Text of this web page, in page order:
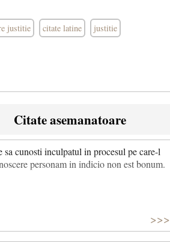
justitie citate latine justitie
Citate asemanatoare
sa cunosti inculpatul in procesul pe care-l
personam in indicio non est bonum.
>>>